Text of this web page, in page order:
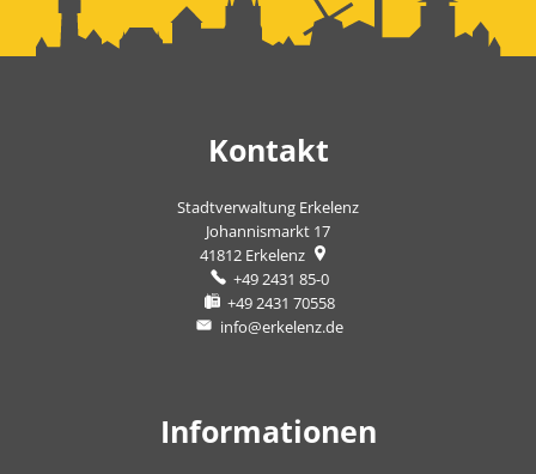
Kontakt
Stadtverwaltung Erkelenz
Johannismarkt 17
41812 Erkelenz
+49 2431 85-0
+49 2431 70558
info@erkelenz.de
Informationen